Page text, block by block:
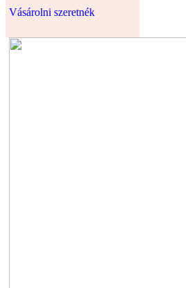
Vásárolni szeretnék